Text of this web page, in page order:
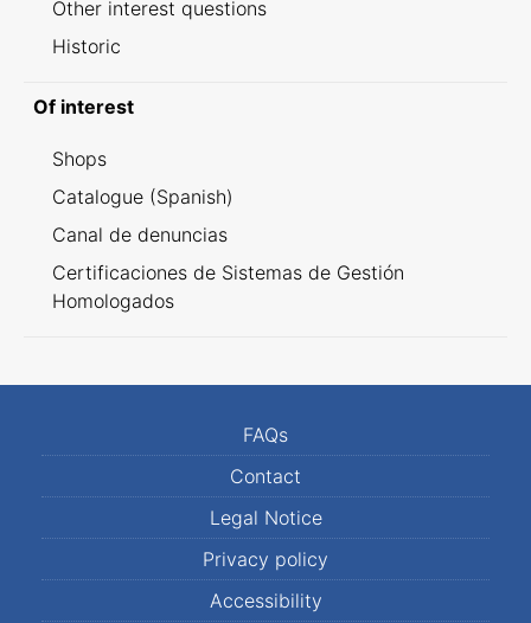
Other interest questions
Historic
Of interest
Shops
Catalogue (Spanish)
Canal de denuncias
Certificaciones de Sistemas de Gestión
Homologados
FAQs
Contact
Legal Notice
Privacy policy
Accessibility